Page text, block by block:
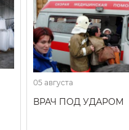
05 августа
ВРАЧ ПОД УДАРОМ